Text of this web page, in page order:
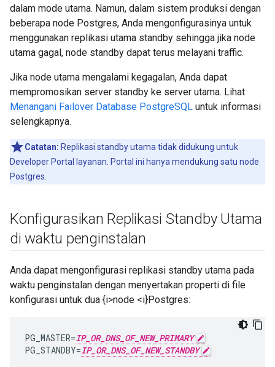
dalam mode utama. Namun, dalam sistem produksi dengan
beberapa node Postgres, Anda mengonfigurasinya untuk
menggunakan replikasi utama standby sehingga jika node
utama gagal, node standby dapat terus melayani traffic.
Jika node utama mengalami kegagalan, Anda dapat
mempromosikan server standby ke server utama. Lihat
Menangani Failover Database PostgreSQL untuk informasi
selengkapnya.
Catatan: Replikasi standby utama tidak didukung untuk
Developer Portal layanan. Portal ini hanya mendukung satu node
Postgres.
Konfigurasikan Replikasi Standby Utama
di waktu penginstalan
Anda dapat mengonfigurasi replikasi standby utama pada
waktu penginstalan dengan menyertakan properti di file
konfigurasi untuk dua {i>node <i}Postgres:
PG_MASTER=IP_OR_DNS_OF_NEW_PRIMARY
PG_STANDBY=IP_OR_DNS_OF_NEW_STANDBY